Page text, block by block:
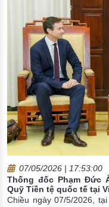
07/05/2026 | 17:53:00
Thống đốc Phạm Đức
Quỹ Tiền tệ quốc tế tại
Chiều ngày 07/5/2026,